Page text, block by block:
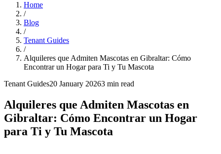
Home
/
Blog
/
Tenant Guides
/
Alquileres que Admiten Mascotas en Gibraltar: Cómo
Encontrar un Hogar para Ti y Tu Mascota
Tenant Guides20 January 20263 min read
Alquileres que Admiten Mascotas en
Gibraltar: Cómo Encontrar un Hogar
para Ti y Tu Mascota